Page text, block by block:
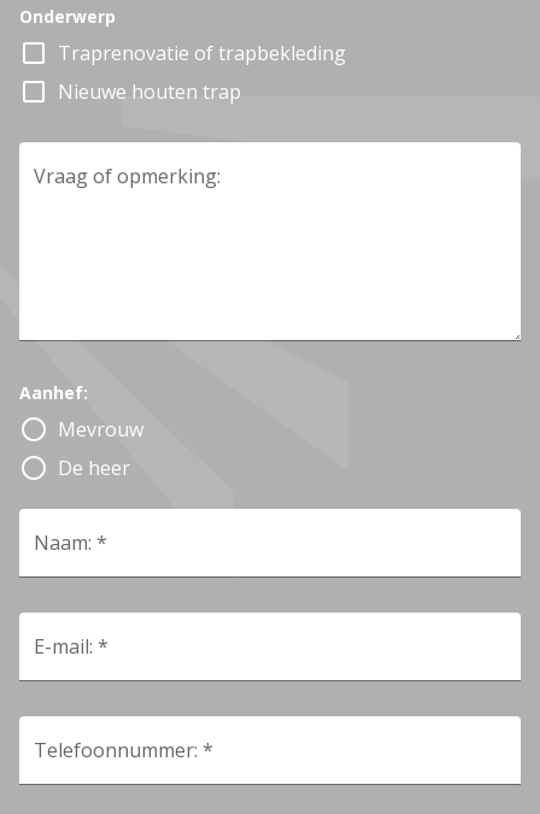
Onderwerp
check_box_outline_blank Traprenovatie of trapbekleding
check_box_outline_blank Nieuwe houten trap
Vraag of opmerking:
Aanhef:
radio_button_unchecked Mevrouw
radio_button_unchecked De heer
Naam: *
E-mail: *
Telefoonnummer: *